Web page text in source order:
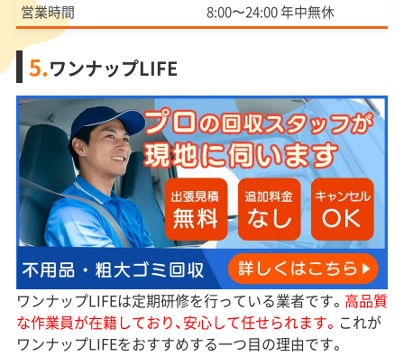
営業時間
8:00〜24:00 年中無休
5.ワンナップLIFE
ワンナップLIFEは定期研修を行っている業者です。 高品質
な作業員が在籍しており、安心して任せられます。 これが
ワンナップLIFEをおすすめする一つ目の理由です。